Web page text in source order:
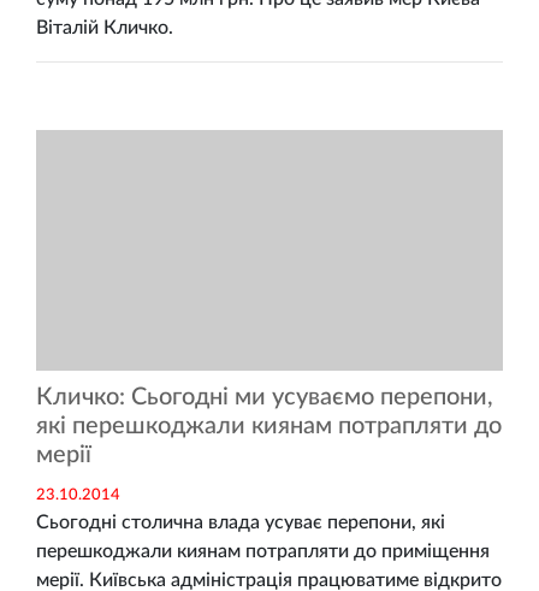
Віталій Кличко.
Кличко: Сьогодні ми усуваємо перепони,
які перешкоджали киянам потрапляти до
мерії
23.10.2014
Сьогодні столична влада усуває перепони, які
перешкоджали киянам потрапляти до приміщення
мерії. Київська адміністрація працюватиме відкрито